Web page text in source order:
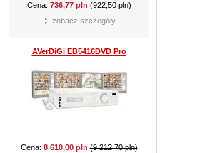
Cena: 301,35 pln (424,35 pln)
zobacz szczegóły
CAMSTAR CAM-510B
Cena: 159,90 pln (289,05 pln)